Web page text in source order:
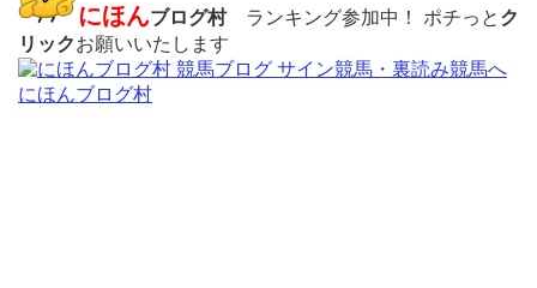
にほんブログ村ランキング参加中！ ポチっと ク
リックお願いいたします
にほんブログ村